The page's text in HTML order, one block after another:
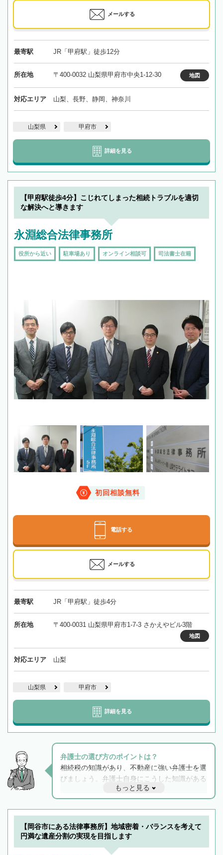
メールする
最寄駅 JR「甲府駅」徒歩12分
所在地 〒400-0032 山梨県甲府市中央1-12-30 地図
対応エリア 山梨、長野、静岡、神奈川
山梨県 甲府市
詳細を見る
【甲府駅徒歩4分】こじれてしまった相続トラブルを適切
な解決へと導きます
永淵総合法律事務所
役所から近い 駐車場あり オンライン相談可 司法書士在籍
初回相談無料
電話する
メールする
最寄駅 JR「甲府駅」徒歩4分
所在地 〒400-0031 山梨県甲府市1-7-3 さかえやビル3階
地図
対応エリア 山梨
山梨県 甲府市
詳細を見る
弁護士の選び方のポイントは？
相続税の知識があり、不動産に強い弁護士を選
びましょう。弁護士自身にこうした知識がある
と他士業との連携もスムーズに進み、トラブル
解決のみならず相続をトータルで任せることが
できます。また、相続は感情がからむ分野なの
でフィーリングも重要です。実際に電話や面談
で複数の弁護士と会話をしてウマが合う方に依
もっと見る
【岡谷市にある法律事務所】地域密着・バランスを考えて
円満な遺産分割の実現を目指します